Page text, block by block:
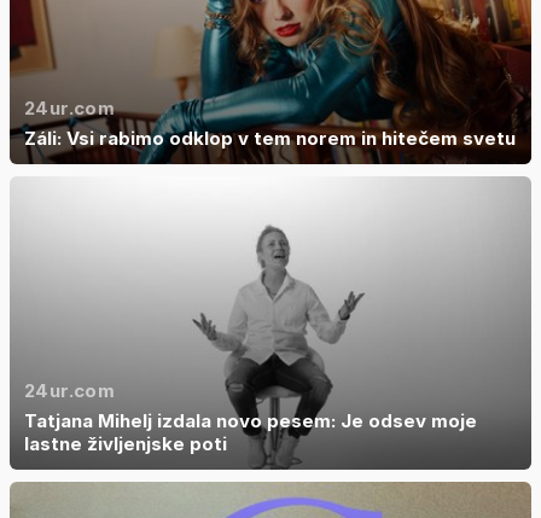
24ur.com
Záli: Vsi rabimo odklop v tem norem in hitečem svetu
24ur.com
Tatjana Mihelj izdala novo pesem: Je odsev moje
lastne življenjske poti